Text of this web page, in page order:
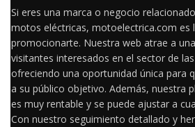
Si eres una marca o negocio
motos eléctricas, motoelectrica.com es
promocionarte. Nuestra web atrae a
visitantes interesados en el sector de
ofreciendo una oportunidad única para
a su público objetivo. Además, nuestra
es muy rentable y se puede ajustar a
Con nuestro seguimiento detallado y